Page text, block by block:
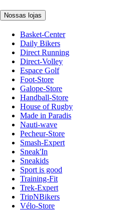
Nossas lojas
Basket-Center
Daily Bikers
Direct Running
Direct-Volley
Espace Golf
Foot-Store
Galope-Store
Handball-Store
House of Rugby
Made in Paradis
Nauti-wave
Pecheur-Store
Smash-Expert
Sneak'In
Sneakids
Sport is good
Training-Fit
Trek-Expert
TripNBikers
Vélo-Store